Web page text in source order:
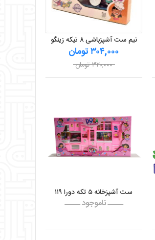
نیم ست آشپزباشی ۸ تیکه زینگو
۳۰۴,۰۰۰ تومان
۳۲۰,۰۰۰ تومان
ست آشپزخانه ۵ تکه دورا ۱۱۹
ـــــ ناموجود ـــــ